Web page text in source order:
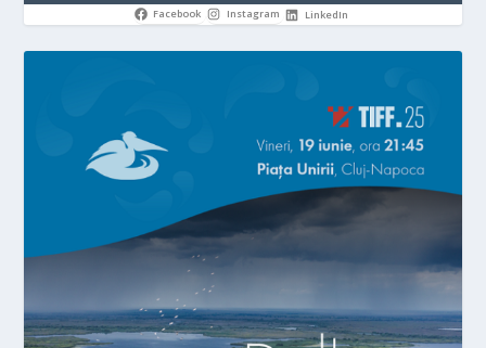
Facebook Instagram LinkedIn